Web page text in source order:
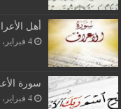
أهل
4 فبراير، 2008
سورة
4 فبراير، 2008